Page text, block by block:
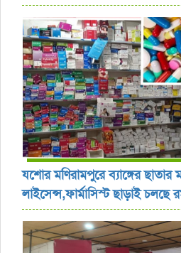
যশোর ‎মণিরামপুরে ব্যাঙ্গের
লাইসেন্স,ফার্মাসিস্ট ছাড়াই চলছে